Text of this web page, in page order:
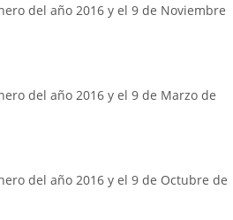
del año 2016 y el 9 de Noviembre
del año 2016 y el 9 de Marzo de
del año 2016 y el 9 de Octubre de